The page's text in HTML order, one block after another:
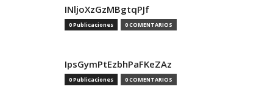
INljoXzGzMBgtqPJf
0 Publicaciones 0 COMENTARIOS
IpsGymPtEzbhPaFKeZAz
0 Publicaciones 0 COMENTARIOS